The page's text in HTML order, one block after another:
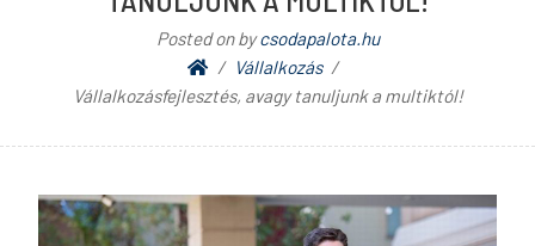
Posted onbycsodapalota.hu
Vállalkozás
Vállalkozásfejlesztés, avagy tanuljunk a multiktól!